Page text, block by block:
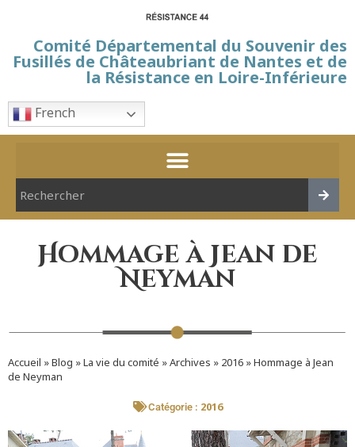
Comité Départemental du Souvenir des
Fusillés de Châteaubriant de Nantes et de
la Résistance en Loire-Inférieure
French
Hommage à Jean de
Neyman
Accueil »Blog »La vie du comité »Archives » 2016 »Hommage à Jean
de Neyman
Catégorie : 2016